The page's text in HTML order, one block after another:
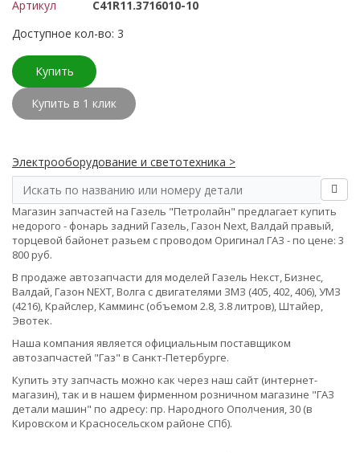
Артикул
С41R11.3716010-10
Доступное кол-во: 3
Купить
Купить в 1 клик
Электрооборудование и светотехника >
Магазин запчастей на Газель "Петролайн" предлагает купить
недорого - фонарь задний Газель, Газон Next, Валдай правый,
торцевой байонет разьем с проводом Оригинал ГАЗ - по цене: 3
800 руб.
В продаже автозапчасти для моделей Газель Некст, Бизнес,
Валдай, Газон NEXT, Волга с двигателями ЗМЗ (405, 402, 406), УМЗ
(4216), Крайслер, Камминс (объемом 2.8, 3.8 литров), Штайер,
Эвотек.
Наша компания является официальным поставщиком
автозапчастей "Газ" в Санкт-Петербурге.
Купить эту запчасть можно как через наш сайт (интернет-
магазин), так и в нашем фирменном розничном магазине "ГАЗ
детали машин" по адресу: пр. Народного Ополчения, 30 (в
Кировском и Красносельском районе СПб).